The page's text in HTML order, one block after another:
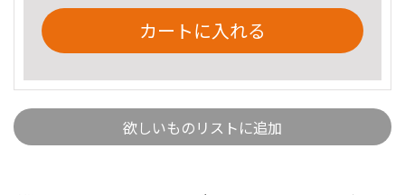
カートに入れる
欲しいものリストに追加